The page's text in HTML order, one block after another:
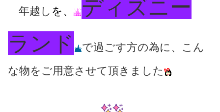
年越し を 、
ディズニー
ランド
で過ごす方の為に、こん
な物をご用意させて頂きました